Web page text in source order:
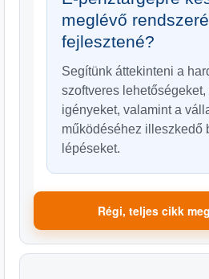
meglévő
fejlesztené?
Segítünk áttekinteni a
szoftveres
igényeket, valamint a
működéséhez illeszkedő
lépéseket.
Régi, teljes cikk